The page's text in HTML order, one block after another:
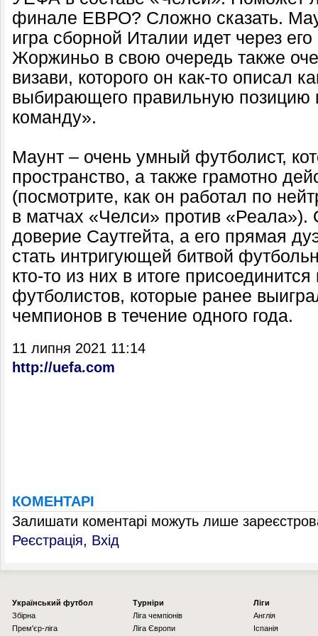
финале ЕВРО? Сложно сказать.
игра сборной Италии идет через
Жоржиньо в свою очередь также
визави, которого он как-то описал
выбирающего правильную позицию
команду».
Маунт – очень умный футболист,
пространство, а также грамотно
(посмотрите, как он работал по
в матчах «Челси» против
доверие Саутгейта, а его прямая
стать интригующей битвой
кто-то из них в итоге присоединится
футболистов, которые ранее
чемпионов в течение одного года.
11 липня 2021 11:14
http://uefa.com
КОМЕНТАРІ
Залишати коментарі можуть лише
Реєстрація, Вхід
Українcький футбол
Збірна
Прем'єр-ліга
Турніри
Ліга чемпіонів
Ліга Європи
Ліги
Англія
Іспанія